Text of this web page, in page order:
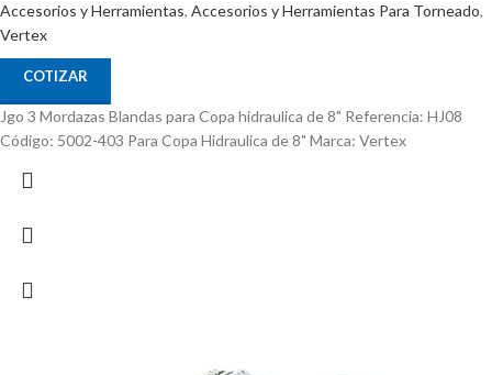
Accesorios y Herramientas, Accesorios y Herramientas Para Torneado,
Vertex
COTIZAR
Jgo 3 Mordazas Blandas para Copa hidraulica de 8" Referencia: HJ08
Código: 5002-403 Para Copa Hidraulica de 8" Marca: Vertex